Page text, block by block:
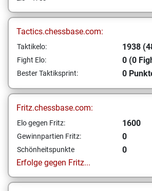
Tactics.chessbase.com:
Taktikelo: 1938
Fight Elo: 0 (0
Bester Taktiksprint: 0
Fritz.chessbase.com:
Elo gegen Fritz: 1600
Gewinnpartien Fritz: 0
Schönheitspunkte
0
Erfolge gegen Fritz...